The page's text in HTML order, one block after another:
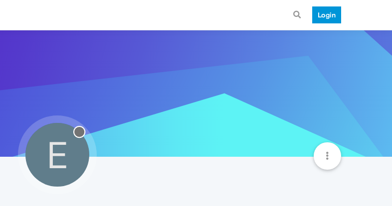
Login
E